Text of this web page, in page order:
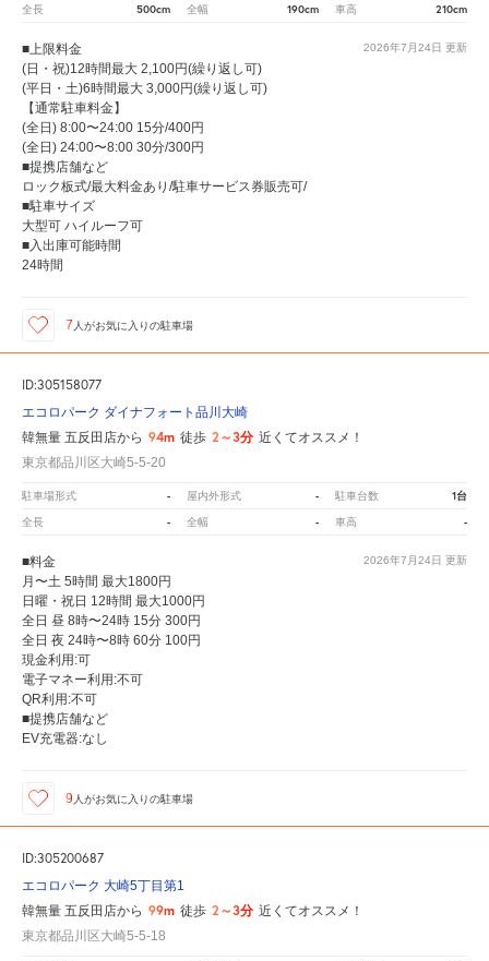
全長 500cm 全幅 190cm 車高 210cm
2026年7月24日 更新
■上限料金
(日・祝)12時間最大 2,100円(繰り返し可)
(平日・土)6時間最大 3,000円(繰り返し可)
【通常駐車料金】
(全日) 8:00〜24:00 15分/400円
(全日) 24:00〜8:00 30分/300円
■提携店舗など
ロック板式/最大料金あり/駐車サービス券販売可/
■駐車サイズ
大型可 ハイルーフ可
■入出庫可能時間
24時間
7 人がお気に入りの駐車場
ID:305158077
エコロパーク ダイナフォート品川大崎
韓無量 五反田店から 94m 徒歩 2～3分 近くてオススメ！
東京都品川区大崎5-5-20
駐車場形式 - 屋内外形式 - 駐車台数 1台
全長 - 全幅 - 車高 -
2026年7月24日 更新
■料金
月〜土 5時間 最大1800円
日曜・祝日 12時間 最大1000円
全日 昼 8時〜24時 15分 300円
全日 夜 24時〜8時 60分 100円
現金利用:可
電子マネー利用:不可
QR利用:不可
■提携店舗など
EV充電器:なし
9人がお気に入りの駐車場
ID:305200687
エコロパーク 大崎5丁目第1
韓無量 五反田店から 99m 徒歩 2～3分 近くてオススメ！
東京都品川区大崎5-5-18